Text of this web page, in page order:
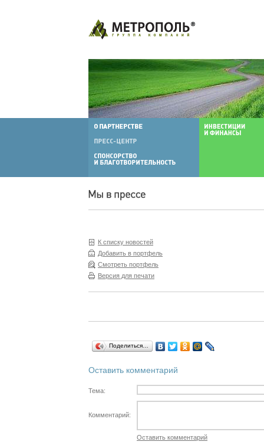
К списку новостей
Добавить в портфель
Смотреть портфель
Версия для печати
Поделиться…
Оставить комментарий
Тема:
Комментарий:
Оставить комментарий